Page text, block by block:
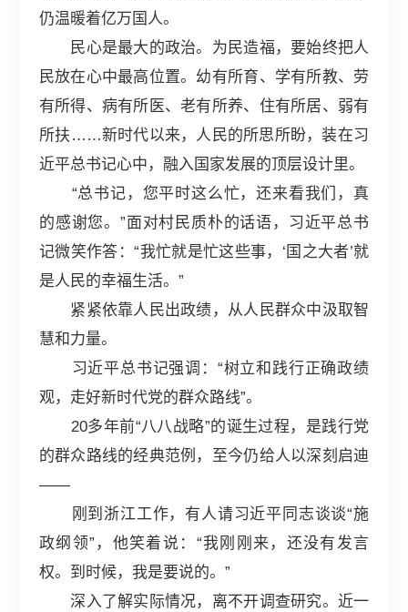
仍温暖着亿万国人。
民心是最大的政治。为民造福，要始终把人
民放在心中最高位置。幼有所育、学有所教、劳
有所得、病有所医、老有所养、住有所居、弱有
所扶……新时代以来，人民的所思所盼，装在习
近平总书记心中，融入国家发展的顶层设计里。
“总书记，您平时这么忙，还来看我们，真
的感谢您。”面对村民质朴的话语，习近平总书
记微笑作答：“我忙就是忙这些事，‘国之大者’就
是人民的幸福生活。”
紧紧依靠人民出政绩，从人民群众中汲取智
慧和力量。
习近平总书记强调：“树立和践行正确政绩
观，走好新时代党的群众路线”。
20多年前“八八战略”的诞生过程，是践行党
的群众路线的经典范例，至今仍给人以深刻启迪
——
刚到浙江工作，有人请习近平同志谈谈“施
政纲领”，他笑着说：“我刚刚来，还没有发言
权。到时候，我是要说的。”
深入了解实际情况，离不开调查研究。近一